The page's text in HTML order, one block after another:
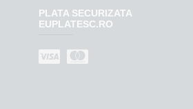
PLATA SECURIZATA
EUPLATESC.RO